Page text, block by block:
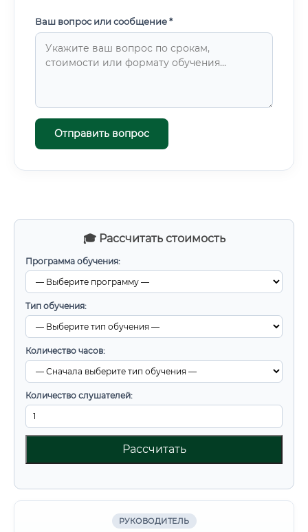
🎓 Рассчитать стоимость
Программа обучения:
Тип обучения:
Количество часов:
Количество слушателей:
Рассчитать
РУКОВОДИТЕЛЬ
Ваш вопрос или сообщение *
Отправить вопрос